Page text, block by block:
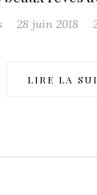
28 juin 2018
LIRE LA